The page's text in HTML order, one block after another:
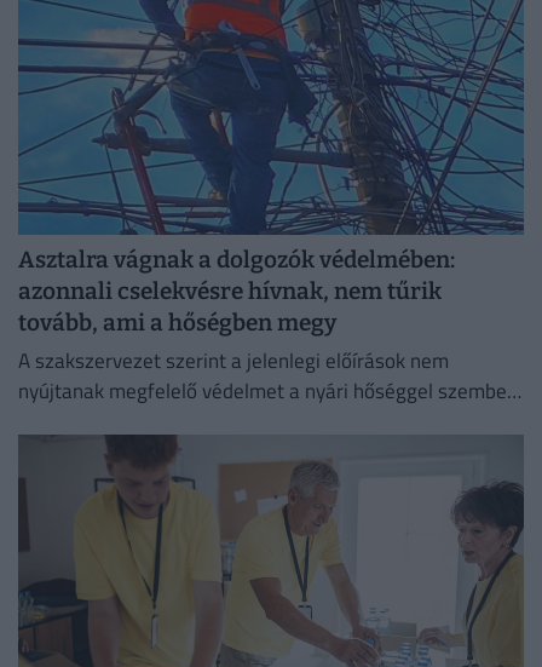
Asztalra vágnak a dolgozók védelmében:
azonnali cselekvésre hívnak, nem tűrik
tovább, ami a hőségben megy
A szakszervezet szerint a jelenlegi előírások nem
nyújtanak megfelelő védelmet a nyári hőséggel szemben,
védelmében.